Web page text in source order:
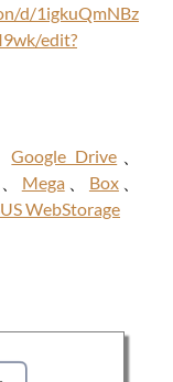
d/1igkuQmNBz
edit?
Google Drive
Mega、 Box、
WebStorage